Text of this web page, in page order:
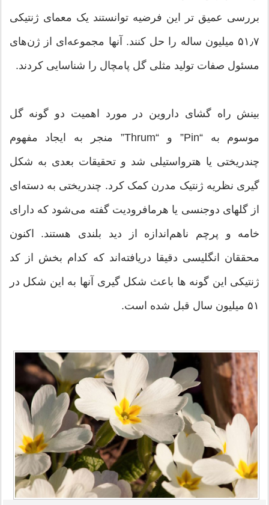
بررسی عمیق تر این فرضیه توانستند یک معمای ژنتیکی
۵۱٫۷ میلیون ساله را حل کنند. آنها مجموعه‌ای از ژن‌های
مسئول صفات تولید مثلی گل پامچال را شناسایی کردند.
بینش راه گشای داروین در مورد اهمیت دو گونه گل
موسوم به “Pin” و “Thrum” منجر به ایجاد مفهوم
چندریختی یا هترواستیلی شد و تحقیقات بعدی به شکل
گیری نظریه ژنتیک مدرن کمک کرد. چندریختی به دسته‌ای
از گلهای دوجنسی یا هرمافرودیت گفته می‌شود که دارای
خامه و پرچم ناهم‌اندازه از دید بلندی هستند. اکنون
محققان انگلیسی دقیقا دریافته‌اند که کدام بخش از کد
ژنتیکی این گونه ها باعث شکل گیری آنها به این شکل در
۵۱ میلیون سال قبل شده است.